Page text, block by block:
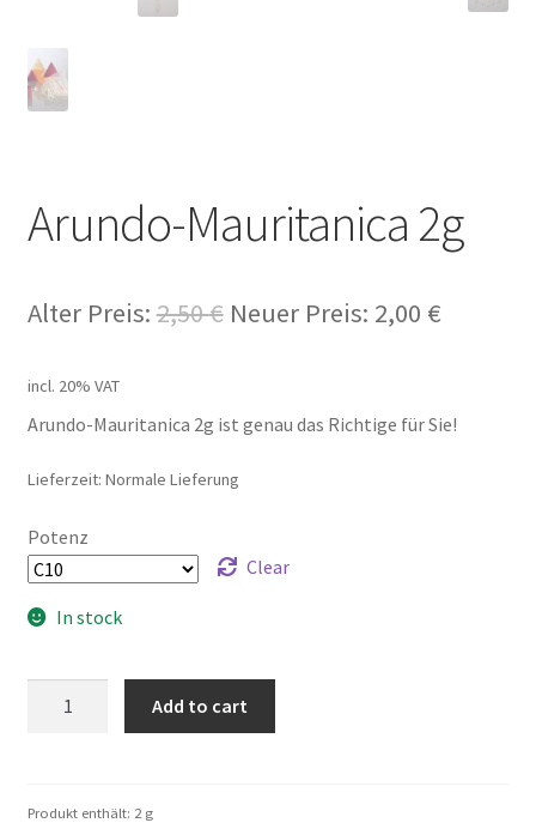
Arundo-Mauritanica 2g
Alter Preis: 2,50€ Neuer Preis: 2,00 €
incl. 20% VAT
Arundo-Mauritanica 2g ist genau das Richtige für Sie!
Lieferzeit: Normale Lieferung
Potenz
Clear
In stock
Add to cart
Produkt enthält: 2 g